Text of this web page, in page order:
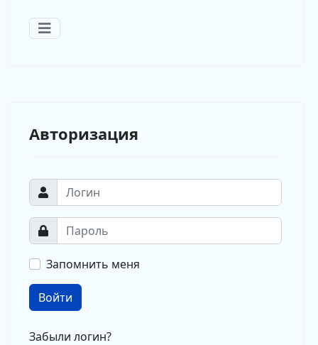
Авторизация
Запомнить меня
Войти
Забыли логин?